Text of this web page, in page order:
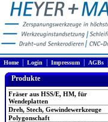
Home| Login Impressum AGBs
Produkte
Fräser aus HSS/E, HM, für
Wendeplatten
Dreh, Stech, Gewindewerkzeuge
Polygonschaft